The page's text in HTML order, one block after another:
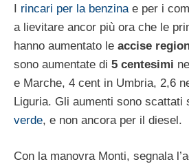
I rincari per la benzinae per i
a lievitare ancor più ora che le
hanno aumentato le accise
sono aumentate di 5 centesimi
e Marche, 4 cent in Umbria, 2,6
Liguria. Gli aumenti sono scattati
verde, e non ancora per il diesel.
Con la manovra Monti, segnala